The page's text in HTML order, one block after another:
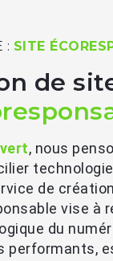
: SITE
de
vert, nous
de
vise à
du
performants,